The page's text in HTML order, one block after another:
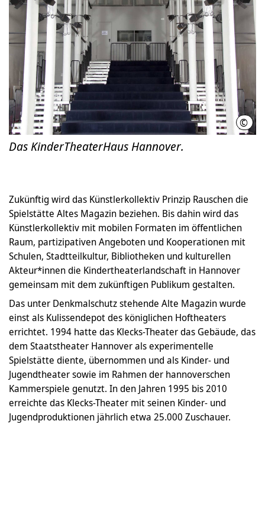
©
Das KinderTheaterHaus Hannover.
Zukünftig wird das Künstlerkollektiv Prinzip Rauschen die
Spielstätte Altes Magazin beziehen. Bis dahin wird das
Künstlerkollektiv mit mobilen Formaten im öffentlichen
Raum, partizipativen Angeboten und Kooperationen mit
Schulen, Stadtteilkultur, Bibliotheken und kulturellen
Akteur*innen die Kindertheaterlandschaft in Hannover
gemeinsam mit dem zukünftigen Publikum gestalten.
Das unter Denkmalschutz stehende Alte Magazin wurde
einst als Kulissendepot des königlichen Hoftheaters
errichtet. 1994 hatte das Klecks-Theater das Gebäude, das
dem Staatstheater Hannover als experimentelle
Spielstätte diente, übernommen und als Kinder- und
Jugendtheater sowie im Rahmen der hannoverschen
Kammerspiele genutzt. In den Jahren 1995 bis 2010
erreichte das Klecks-Theater mit seinen Kinder- und
Jugendproduktionen jährlich etwa 25.000 Zuschauer.